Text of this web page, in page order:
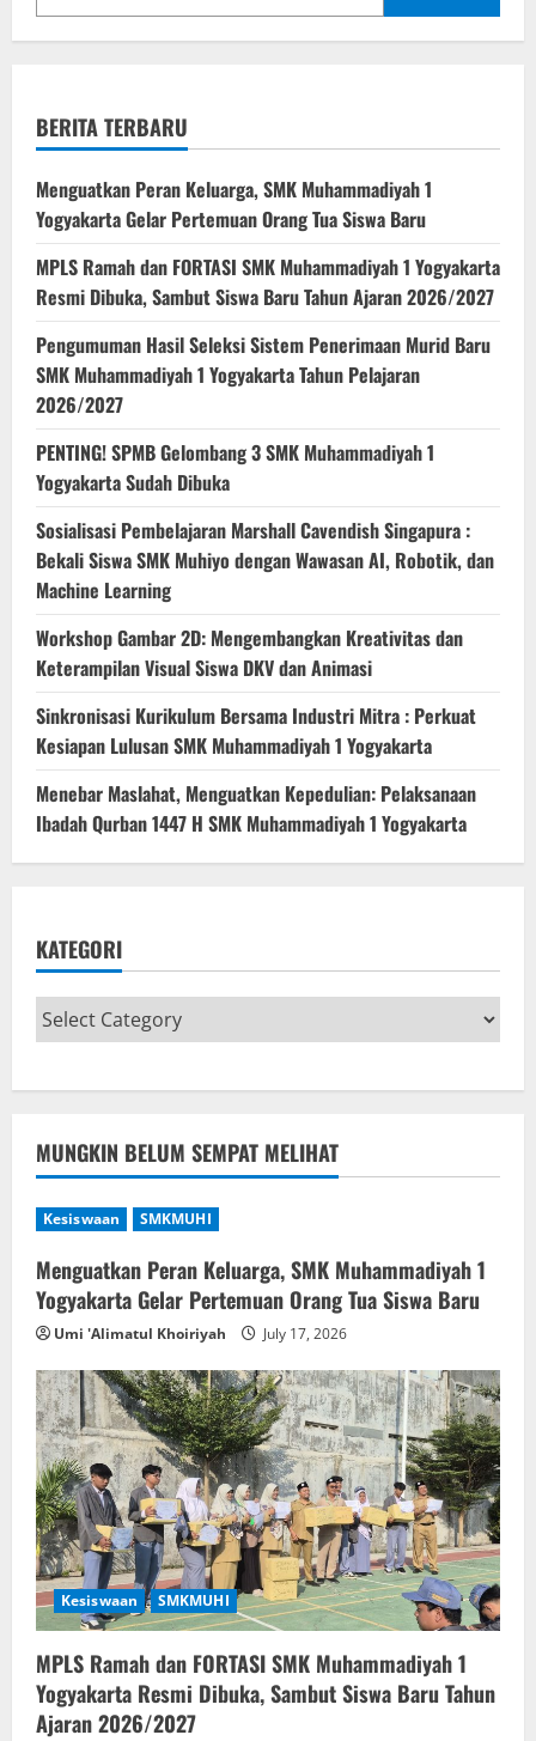
BERITA TERBARU
Menguatkan Peran Keluarga, SMK Muhammadiyah 1
Yogyakarta Gelar Pertemuan Orang Tua Siswa Baru
MPLS Ramah dan FORTASI SMK Muhammadiyah 1 Yogyakarta
Resmi Dibuka, Sambut Siswa Baru Tahun Ajaran 2026/2027
Pengumuman Hasil Seleksi Sistem Penerimaan Murid Baru
SMK Muhammadiyah 1 Yogyakarta Tahun Pelajaran
2026/2027
PENTING! SPMB Gelombang 3 SMK Muhammadiyah 1
Yogyakarta Sudah Dibuka
Sosialisasi Pembelajaran Marshall Cavendish Singapura :
Bekali Siswa SMK Muhiyo dengan Wawasan AI, Robotik, dan
Machine Learning
Workshop Gambar 2D: Mengembangkan Kreativitas dan
Keterampilan Visual Siswa DKV dan Animasi
Sinkronisasi Kurikulum Bersama Industri Mitra : Perkuat
Kesiapan Lulusan SMK Muhammadiyah 1 Yogyakarta
Menebar Maslahat, Menguatkan Kepedulian: Pelaksanaan
Ibadah Qurban 1447 H SMK Muhammadiyah 1 Yogyakarta
KATEGORI
MUNGKIN BELUM SEMPAT MELIHAT
Kesiswaan SMKMUHI
Menguatkan Peran Keluarga, SMK Muhammadiyah 1
Yogyakarta Gelar Pertemuan Orang Tua Siswa Baru
Umi 'Alimatul Khoiriyah July 17, 2026
Kesiswaan SMKMUHI
MPLS Ramah dan FORTASI SMK Muhammadiyah 1
Yogyakarta Resmi Dibuka, Sambut Siswa Baru Tahun
Ajaran 2026/2027